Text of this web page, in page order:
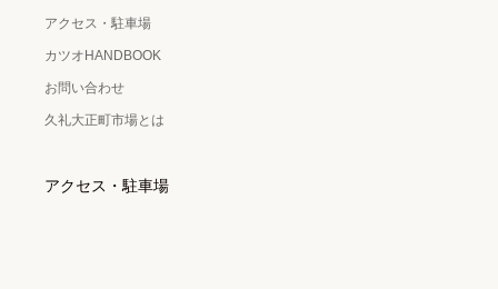
アクセス・駐車場
カツオHANDBOOK
お問い合わせ
久礼大正町市場とは
アクセス・駐車場